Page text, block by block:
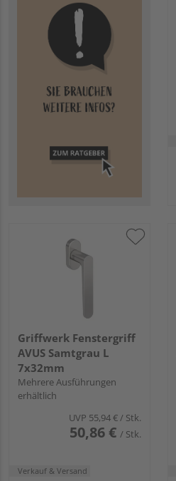
Griffwerk Fenstergriff
AVUS Samtgrau L
7x32mm
Mehrere Ausführungen
erhältlich
UVP 55,94 €/ Stk.
50,86 € / Stk.
Verkauf & Versand